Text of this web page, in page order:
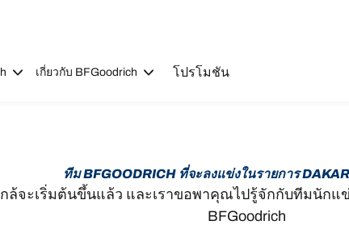
เกี่ยวกับ BFGoodrich โปรโมชัน
ทีม BFGOODRICH ที่จะลงแข่งในรายการ
กล้จะเริ่มต้นขึ้นแล้ว และเราขอพาคุณไปรู้จักกับทีมนั
BFGoodrich